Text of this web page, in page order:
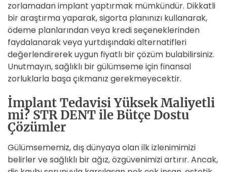
zorlamadan implant yaptırmak mümkündür. Dikkatli
bir araştırma yaparak, sigorta planınızı kullanarak,
ödeme planlarından veya kredi seçeneklerinden
faydalanarak veya yurtdışındaki alternatifleri
değerlendirerek uygun fiyatlı bir çözüm bulabilirsiniz.
Unutmayın, sağlıklı bir gülümseme için finansal
zorluklarla başa çıkmanız gerekmeyecektir.
İmplant Tedavisi Yüksek Maliyetli
mi? STR DENT ile Bütçe Dostu
Çözümler
Gülümsememiz, dış dünyaya olan ilk izlenimimizi
belirler ve sağlıklı bir ağız, özgüvenimizi artırır. Ancak,